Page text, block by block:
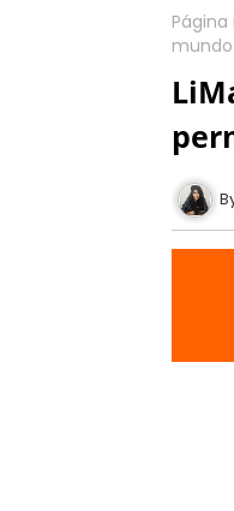
Página